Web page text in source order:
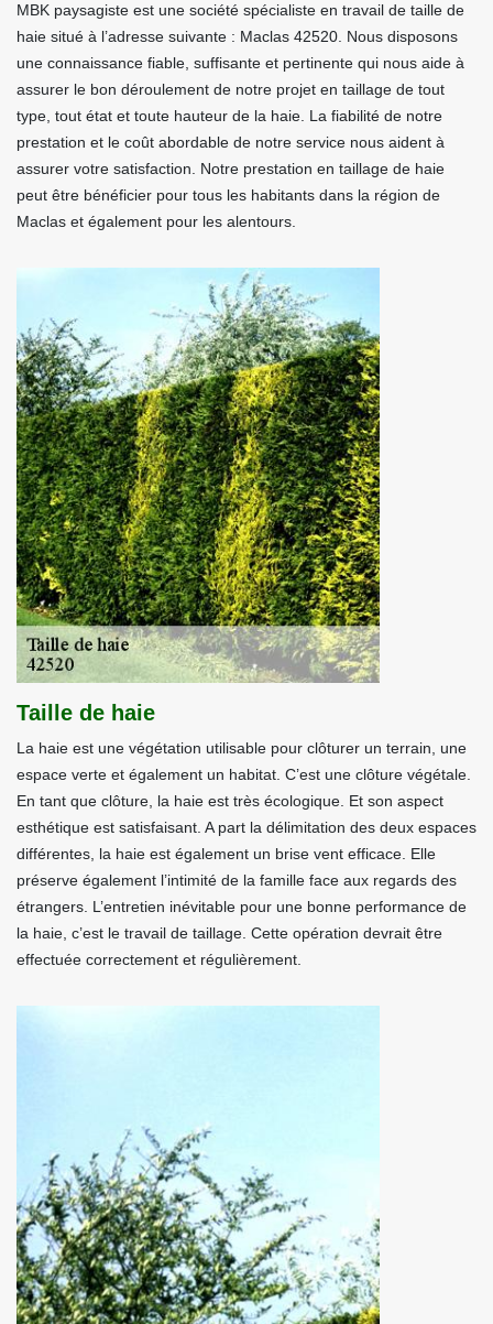
MBK paysagiste est une société spécialiste en travail de taille de
haie situé à l’adresse suivante : Maclas 42520. Nous disposons
une connaissance fiable, suffisante et pertinente qui nous aide à
assurer le bon déroulement de notre projet en taillage de tout
type, tout état et toute hauteur de la haie. La fiabilité de notre
prestation et le coût abordable de notre service nous aident à
assurer votre satisfaction. Notre prestation en taillage de haie
peut être bénéficier pour tous les habitants dans la région de
Maclas et également pour les alentours.
Taille de haie
La haie est une végétation utilisable pour clôturer un terrain, une
espace verte et également un habitat. C’est une clôture végétale.
En tant que clôture, la haie est très écologique. Et son aspect
esthétique est satisfaisant. A part la délimitation des deux espaces
différentes, la haie est également un brise vent efficace. Elle
préserve également l’intimité de la famille face aux regards des
étrangers. L’entretien inévitable pour une bonne performance de
la haie, c’est le travail de taillage. Cette opération devrait être
effectuée correctement et régulièrement.